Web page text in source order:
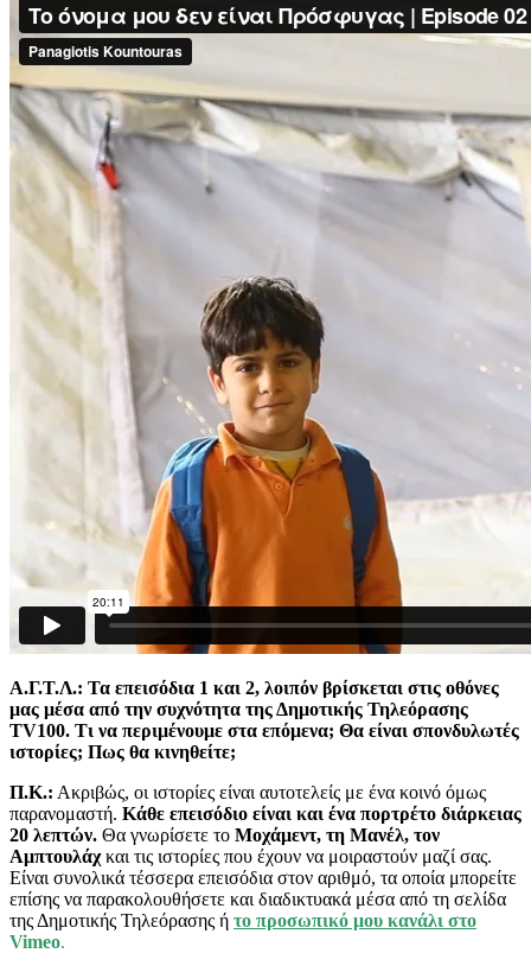
Α.Γ.Τ.Λ.: Τα επεισόδια 1 και 2, λοιπόν βρίσκεται στις οθόνες
μας μέσα από την συχνότητα της Δημοτικής Τηλεόρασης
TV100. Τι να περιμένουμε στα επόμενα; Θα είναι σπονδυλωτές
ιστορίες; Πως θα κινηθείτε;
Π.Κ.: Ακριβώς, οι ιστορίες είναι αυτοτελείς με ένα κοινό όμως
παρανομαστή. Κάθε επεισόδιο είναι και ένα πορτρέτο διάρκειας
20 λεπτών. Θα γνωρίσετε το Μοχάμεντ, τη Μανέλ, τον
Αμπτουλάχκαι τις ιστορίες που έχουν να μοιραστούν μαζί σας.
Είναι συνολικά τέσσερα επεισόδια στον αριθμό, τα οποία μπορείτε
επίσης να παρακολουθήσετε και διαδικτυακά μέσα από τη σελίδα
της Δημοτικής Τηλεόρασης ή το προσωπικό μου κανάλι στο
Vimeo.